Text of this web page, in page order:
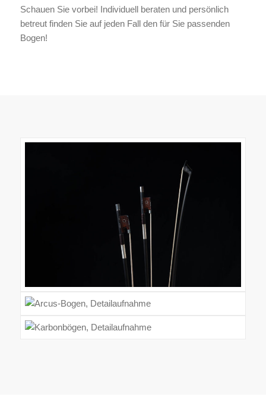
Schauen Sie vorbei! Individuell beraten und persönlich
betreut finden Sie auf jeden Fall den für Sie passenden
Bogen!